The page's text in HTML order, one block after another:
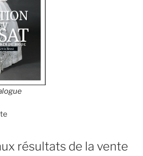
résultats de la vente